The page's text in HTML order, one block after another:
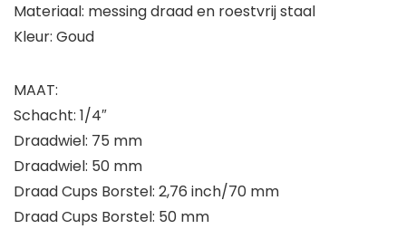
Materiaal: messing draad en roestvrij staal
Kleur: Goud
MAAT:
Schacht: 1/4″
Draadwiel: 75 mm
Draadwiel: 50 mm
Draad Cups Borstel: 2,76 inch/70 mm
Draad Cups Borstel: 50 mm